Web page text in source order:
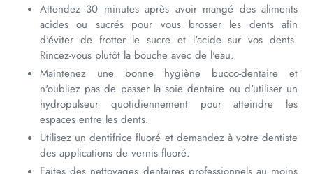
Attendez 30 minutes après avoir mangé des aliments
acides ou sucrés pour vous brosser les dents afin
d'éviter de frotter le sucre et l'acide sur vos dents.
Rincez-vous plutôt la bouche avec de l'eau.
Maintenez une bonne hygiène bucco-dentaire et
n'oubliez pas de passer la soie dentaire ou d'utiliser un
hydropulseur quotidiennement pour atteindre les
espaces entre les dents.
Utilisez un dentifrice fluoré et demandez à votre dentiste
des applications de vernis fluoré.